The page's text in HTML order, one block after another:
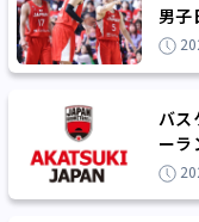
男子
の接
バス
ーラ
とホ